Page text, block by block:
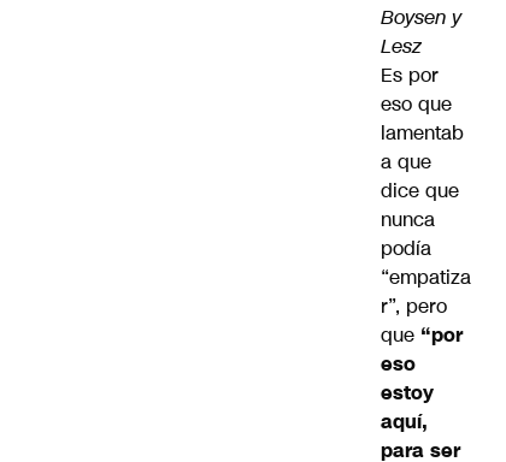
Boysen y
Lesz
Es por
eso que
lamentab
a que
dice que
nunca
podía
“empatiza
r”, pero
que “por
eso
estoy
aquí,
para ser